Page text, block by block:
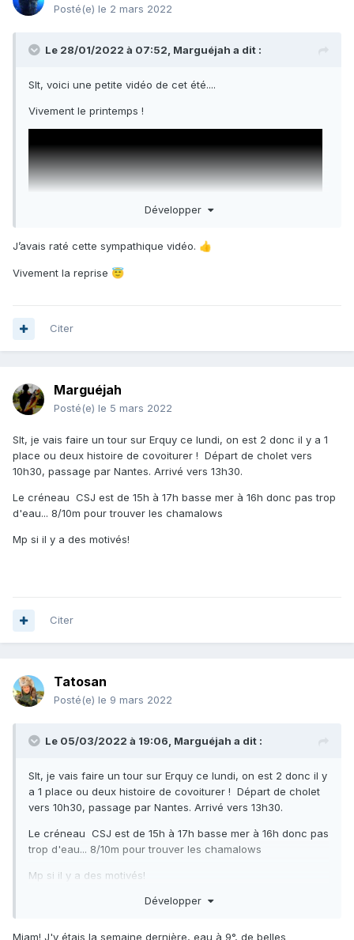
Posté(e) le 2 mars 2022
Le 28/01/2022 à 07:52, Marguéjah a dit :
Slt, voici une petite vidéo de cet été....
Vivement le printemps !
Développer
J’avais raté cette sympathique vidéo. 👍
Vivement la reprise 😇
Citer
Marguéjah
Posté(e) le 5 mars 2022
Slt, je vais faire un tour sur Erquy ce lundi, on est 2 donc il y a 1
place ou deux histoire de covoiturer ! Départ de cholet vers
10h30, passage par Nantes. Arrivé vers 13h30.
Le créneau CSJ est de 15h à 17h basse mer à 16h donc pas trop
d'eau... 8/10m pour trouver les chamalows
Mp si il y a des motivés!
Citer
Tatosan
Posté(e) le 9 mars 2022
Le 05/03/2022 à 19:06, Marguéjah a dit :
Slt, je vais faire un tour sur Erquy ce lundi, on est 2 donc il y
a 1 place ou deux histoire de covoiturer ! Départ de cholet
vers 10h30, passage par Nantes. Arrivé vers 13h30.
Le créneau CSJ est de 15h à 17h basse mer à 16h donc pas
trop d'eau... 8/10m pour trouver les chamalows
Mp si il y a des motivés!
Développer
Miam! J'y étais la semaine dernière, eau à 9°, de belles